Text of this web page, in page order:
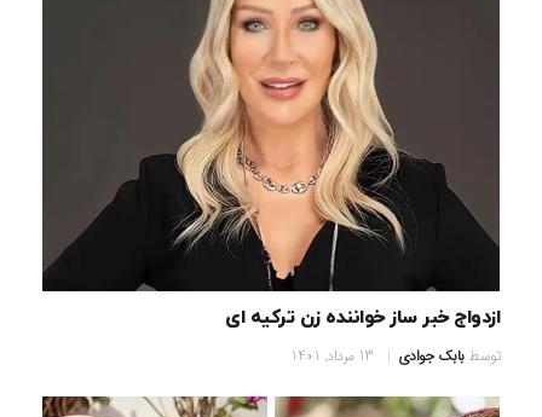
ازدواج خبر ساز خواننده زن ترکیه ای
توسطبابک جوادی 13 مرداد, 1401